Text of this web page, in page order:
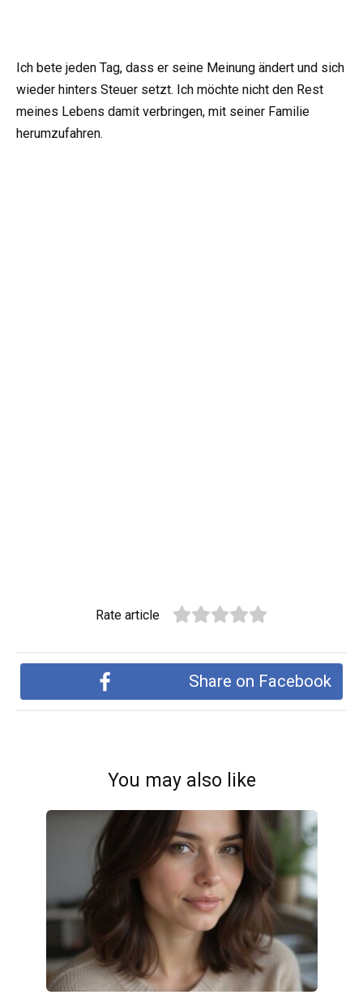
Ich bete jeden Tag, dass er seine Meinung ändert und sich
wieder hinters Steuer setzt. Ich möchte nicht den Rest
meines Lebens damit verbringen, mit seiner Familie
herumzufahren.
Rate article
Share on Facebook
You may also like